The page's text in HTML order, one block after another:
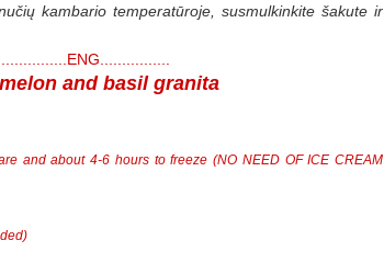
kambario temperatūroje, susmulkinkite šakute ir
.................ENG................
and basil granita
and about 4-6 hours to freeze (NO NEED OF ICE CREAM